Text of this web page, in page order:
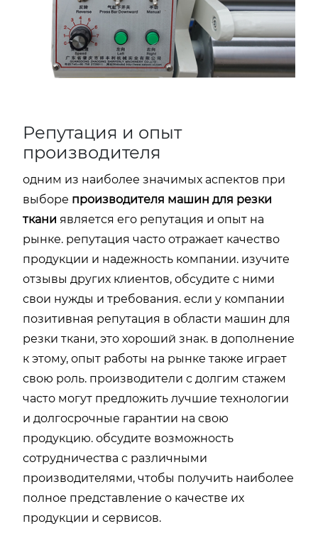
Репутация и опыт
производителя
одним из наиболее значимых аспектов при
выборе производителя машин для резки
ткани является его репутация и опыт на
рынке. репутация часто отражает качество
продукции и надежность компании. изучите
отзывы других клиентов, обсудите с ними
свои нужды и требования. если у компании
позитивная репутация в области машин для
резки ткани, это хороший знак. в дополнение
к этому, опыт работы на рынке также играет
свою роль. производители с долгим стажем
часто могут предложить лучшие технологии
и долгосрочные гарантии на свою
продукцию. обсудите возможность
сотрудничества с различными
производителями, чтобы получить наиболее
полное представление о качестве их
продукции и сервисов.